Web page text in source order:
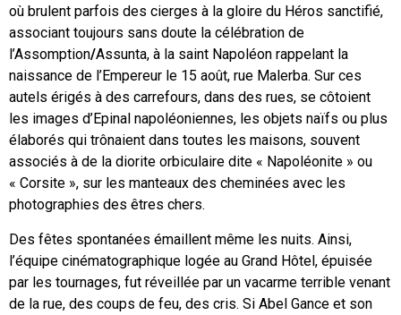
où brulent parfois des cierges à la gloire du Héros sanctifié,
associant toujours sans doute la célébration de
l’Assomption/Assunta, à la saint Napoléon rappelant la
naissance de l’Empereur le 15 août, rue Malerba. Sur ces
autels érigés à des carrefours, dans des rues, se côtoient
les images d’Epinal napoléoniennes, les objets naïfs ou plus
élaborés qui trônaient dans toutes les maisons, souvent
associés à de la diorite orbiculaire dite « Napoléonite » ou
« Corsite », sur les manteaux des cheminées avec les
photographies des êtres chers.
Des fêtes spontanées émaillent même les nuits. Ainsi,
l’équipe cinématographique logée au Grand Hôtel, épuisée
par les tournages, fut réveillée par un vacarme terrible venant
de la rue, des coups de feu, des cris. Si Abel Gance et son